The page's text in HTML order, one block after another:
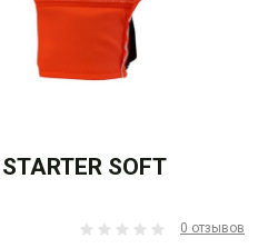
SOFT
0 отзывов